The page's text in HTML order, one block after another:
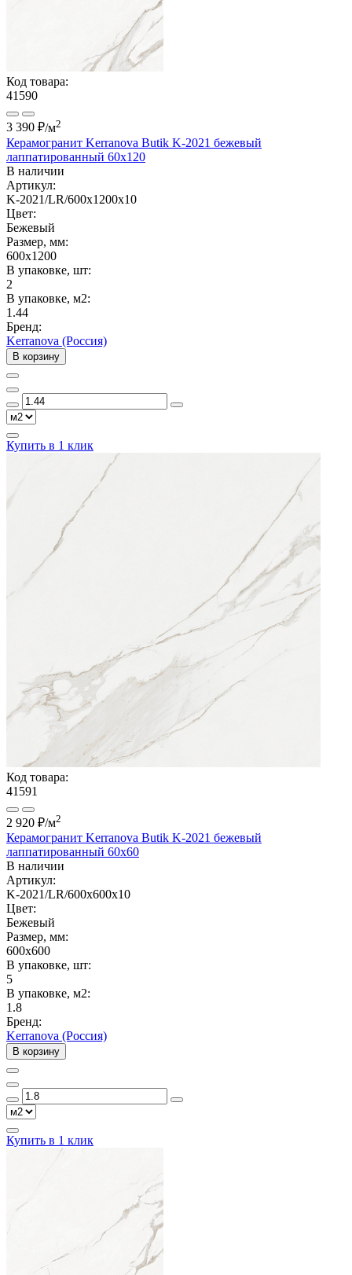
Код товара:
41590
3 390 ₽/м2
Керамогранит Kerranova Butik K-2021 бежевый
лаппатированный 60x120
В наличии
Артикул:
K-2021/LR/600x1200x10
Цвет:
Бежевый
Размер, мм:
600x1200
В упаковке, шт:
2
В упаковке, м2:
1.44
Бренд:
Kerranova (Россия)
В корзину
Купить в 1 клик
Код товара:
41591
2 920 ₽/м2
Керамогранит Kerranova Butik K-2021 бежевый
лаппатированный 60x60
В наличии
Артикул:
K-2021/LR/600x600x10
Цвет:
Бежевый
Размер, мм:
600x600
В упаковке, шт:
5
В упаковке, м2:
1.8
Бренд:
Kerranova (Россия)
В корзину
Купить в 1 клик